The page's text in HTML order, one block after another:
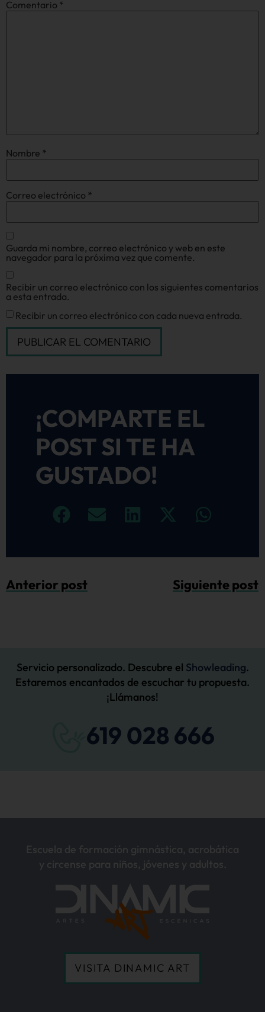
Comentario *
Nombre *
Correo electrónico *
Guarda mi nombre, correo electrónico y web en este
navegador para la próxima vez que comente.
Recibir un correo electrónico con los siguientes comentarios
a esta entrada.
Recibir un correo electrónico con cada nueva entrada.
¡COMPARTE EL
POST SI TE HA
GUSTADO!
Anterior post Siguiente post
Servicio personalizado. Descubre el Showleading.
Estaremos encantados de escuchar tu propuesta.
¡Llámanos!
619 028 666
Escuela de formación gimnástica, acrobática
y circense para niños, jóvenes y adultos.
VISITA DINAMIC ART